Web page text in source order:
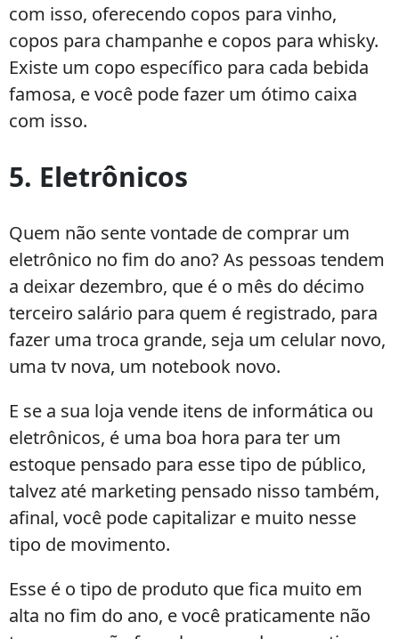
com isso, oferecendo copos para vinho,
copos para champanhe e copos para whisky.
Existe um copo específico para cada bebida
famosa, e você pode fazer um ótimo caixa
com isso.
5. Eletrônicos
Quem não sente vontade de comprar um
eletrônico no fim do ano? As pessoas tendem
a deixar dezembro, que é o mês do décimo
terceiro salário para quem é registrado, para
fazer uma troca grande, seja um celular novo,
uma tv nova, um notebook novo.
E se a sua loja vende itens de informática ou
eletrônicos, é uma boa hora para ter um
estoque pensado para esse tipo de público,
talvez até marketing pensado nisso também,
afinal, você pode capitalizar e muito nesse
tipo de movimento.
Esse é o tipo de produto que fica muito em
alta no fim do ano, e você praticamente não